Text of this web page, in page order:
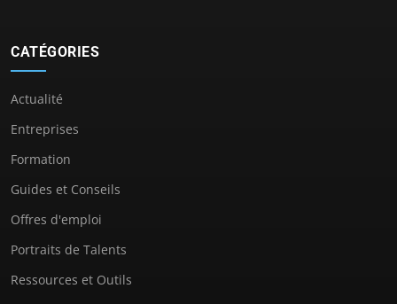
CATÉGORIES
Actualité
Entreprises
Formation
Guides et Conseils
Offres d'emploi
Portraits de Talents
Ressources et Outils